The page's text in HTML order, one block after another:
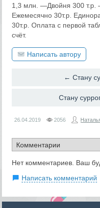
1,3 млн. —Двойня 300 т.р.
Ежемесячно 30т.р.
30т.р. Оплата с первой
счёт.
Написать автору
← Стану
Стану
26.04.2019 2056
Нет комментариев. Ваш
Написать комментарий